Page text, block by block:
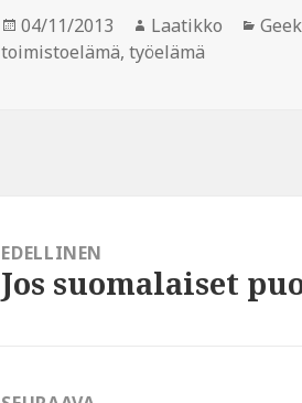
Julkaistu
04/11/2013 Kirjoittaja
Laatikko
toimistoelämä,työelämä
EDELLINEN
Edellinen
Jos suomalaiset